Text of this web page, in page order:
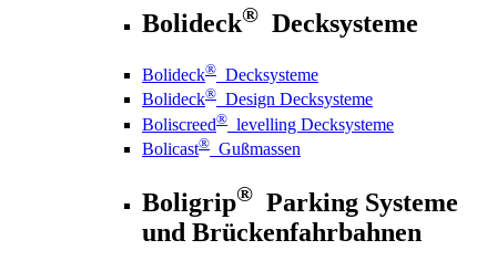
Bolideck® Decksysteme
Bolideck® Decksysteme
Bolideck® Design Decksysteme
Boliscreed® levelling Decksysteme
Bolicast® Gußmassen
Boligrip® Parking Systeme
und Brückenfahrbahnen